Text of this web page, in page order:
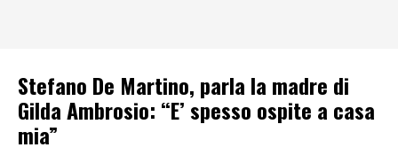
Stefano De Martino, parla la madre di
Gilda Ambrosio: “E’ spesso ospite a casa
mia”